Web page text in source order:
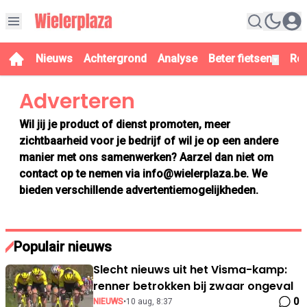
Nieuws Achtergrond Analyse Beter fietsen
Adverteren
Wil jij je product of dienst promoten, meer
zichtbaarheid voor je bedrijf of wil je op een andere
manier met ons samenwerken? Aarzel dan niet om
contact op te nemen via info@wielerplaza.be. We
bieden verschillende advertentiemogelijkheden.
Populair nieuws
Slecht nieuws uit het Visma-kamp:
renner betrokken bij zwaar ongeval
NIEUWS•10 aug, 8:37 0